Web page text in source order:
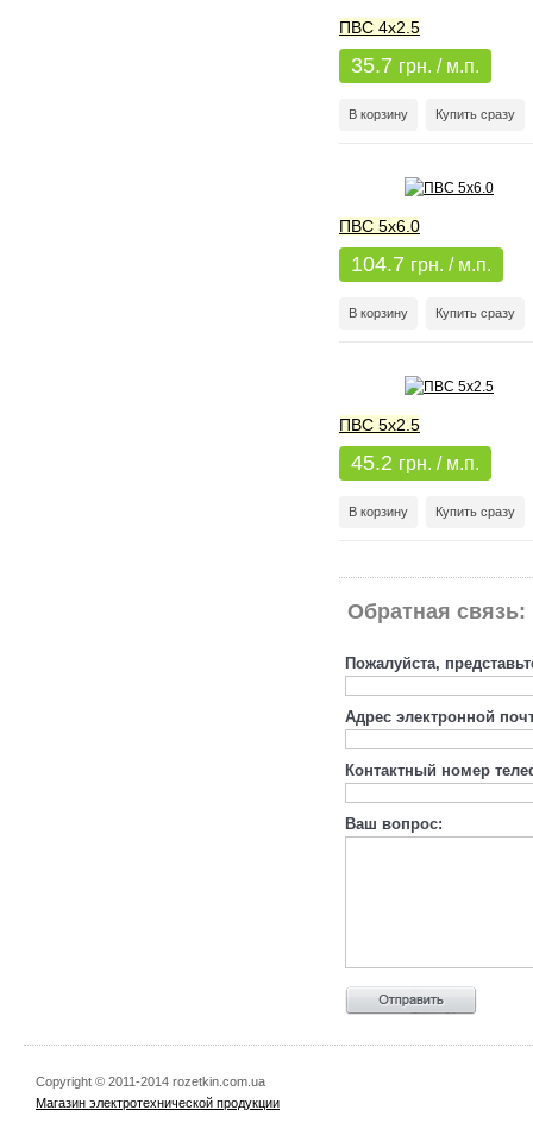
ПВС 4х2.5
35.7 грн. / м.п.
В корзину Купить сразу
ПВС 5x6.0
104.7 грн. / м.п.
В корзину Купить сразу
ПВС 5х2.5
45.2 грн. / м.п.
В корзину Купить сразу
Обратная связь:
Пожалуйста,
Адрес электронной
Контактный номер
Ваш вопрос:
Copyright © 2011-2014 rozetkin.com.ua
Магазин электротехнической продукции